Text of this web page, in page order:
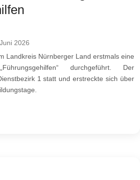
2026
Landkreis Nürnberger Land erstmals eine
durchgeführt. Der
1 statt und erstreckte sich über